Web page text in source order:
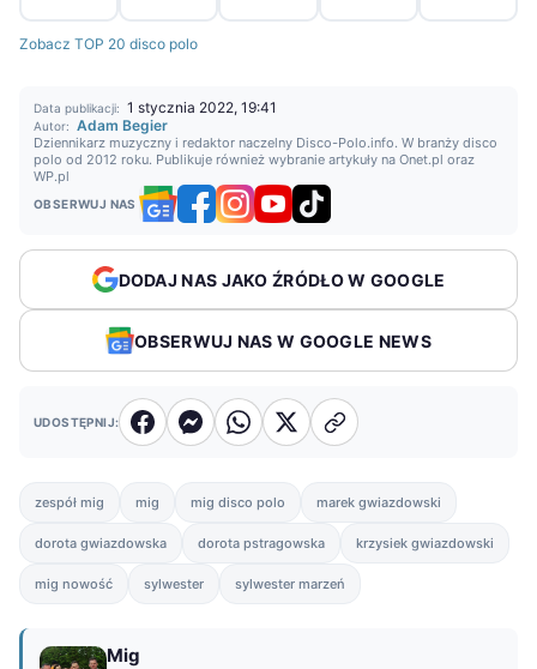
Zobacz TOP 20 disco polo
Data publikacji: 1 stycznia 2022, 19:41
Autor: Adam Begier
Dziennikarz muzyczny i redaktor naczelny Disco-Polo.info. W branży disco
polo od 2012 roku. Publikuje również wybranie artykuły na Onet.pl oraz
WP.pl
OBSERWUJ NAS
DODAJ NAS JAKO ŹRÓDŁO W GOOGLE
OBSERWUJ NAS W GOOGLE NEWS
UDOSTĘPNIJ:
zespół mig mig mig disco polo marek gwiazdowski
dorota gwiazdowska dorota pstragowska krzysiek gwiazdowski
mig nowość sylwester sylwester marzeń
Mig